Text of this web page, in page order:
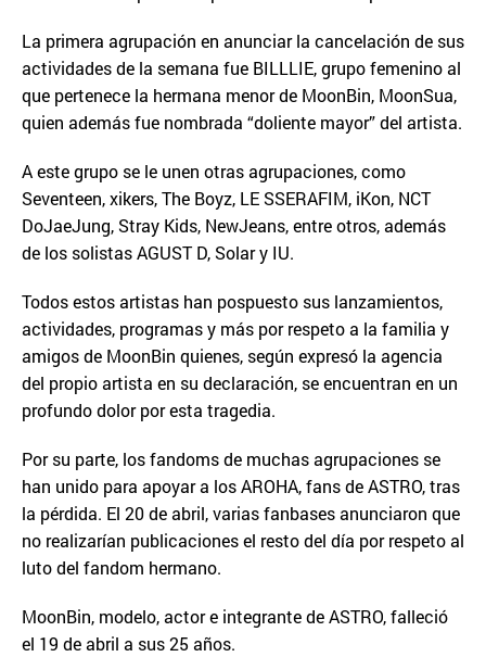
La primera agrupación en anunciar la cancelación de sus
actividades de la semana fue BILLLIE, grupo femenino al
que pertenece la hermana menor de MoonBin, MoonSua,
quien además fue nombrada “doliente mayor” del artista.
A este grupo se le unen otras agrupaciones, como
Seventeen, xikers, The Boyz, LE SSERAFIM, iKon, NCT
DoJaeJung, Stray Kids, NewJeans, entre otros, además
de los solistas AGUST D, Solar y IU.
Todos estos artistas han pospuesto sus lanzamientos,
actividades, programas y más por respeto a la familia y
amigos de MoonBin quienes, según expresó la agencia
del propio artista en su declaración, se encuentran en un
profundo dolor por esta tragedia.
Por su parte, los fandoms de muchas agrupaciones se
han unido para apoyar a los AROHA, fans de ASTRO, tras
la pérdida. El 20 de abril, varias fanbases anunciaron que
no realizarían publicaciones el resto del día por respeto al
luto del fandom hermano.
MoonBin, modelo, actor e integrante de ASTRO, falleció
el 19 de abril a sus 25 años.